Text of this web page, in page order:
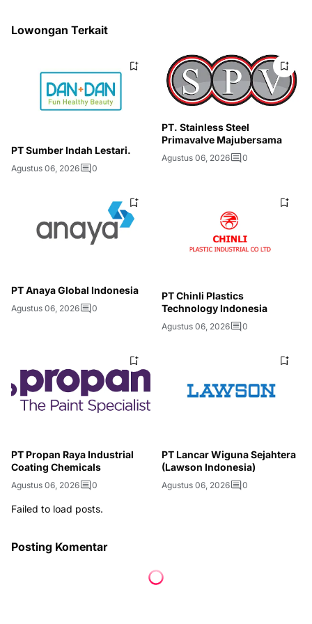
Lowongan Terkait
PT Sumber Indah Lestari.
Agustus 06, 2026 0
PT. Stainless Steel
Primavalve Majubersama
Agustus 06, 2026 0
PT Anaya Global Indonesia
Agustus 06, 2026 0
PT Chinli Plastics
Technology Indonesia
Agustus 06, 2026 0
PT Propan Raya Industrial
Coating Chemicals
Agustus 06, 2026 0
PT Lancar Wiguna Sejahtera
(Lawson Indonesia)
Agustus 06, 2026 0
Failed to load posts.
Posting Komentar